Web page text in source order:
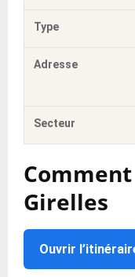
Type
Adresse
Secteur
Comment
Girelles
Ouvrir